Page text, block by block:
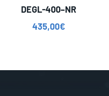
DEGL-400–NR
435,00€